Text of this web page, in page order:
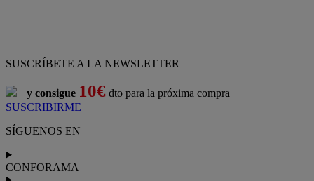
SUSCRÍBETE A LA NEWSLETTER
y consigue 10€ dto para la próxima compra
SUSCRIBIRME
SÍGUENOS EN
CONFORAMA